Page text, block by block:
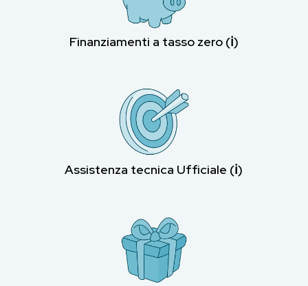
Finanziamenti a tasso zero (ℹ︎)
Assistenza tecnica Ufficiale (ℹ︎)